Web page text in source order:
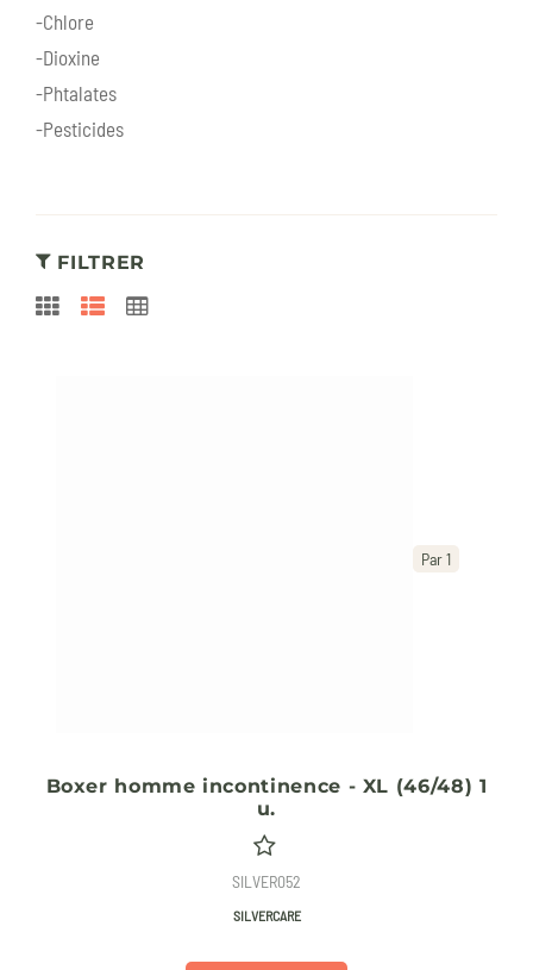
-Chlore
-Dioxine
-Phtalates
-Pesticides
FILTRER
Par 1
Boxer homme incontinence - XL (46/48) 1
u.
SILVER052
SILVERCARE